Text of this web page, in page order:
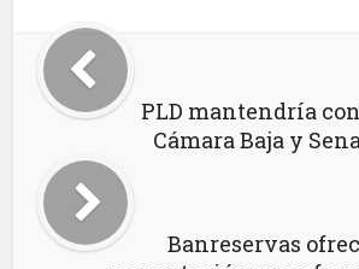
PLD mantendría
Cámara Baja y
Banreservas